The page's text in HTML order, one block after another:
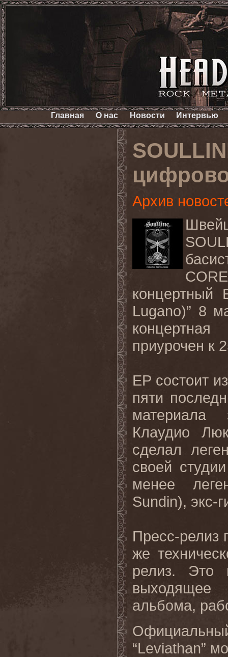
Главная О нас Новости Интервью
Архив
концертный
Lugano)” 8
приурочен к
EP состоит
пяти
материала
Клаудио
сделал
своей
менее
Sundin), экс-
Пресс-релиз
же
релиз. Это
выходящее
альбома,
“Leviathan”